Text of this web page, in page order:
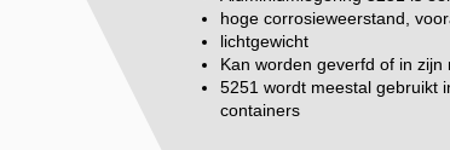
hoge corrosieweerstand,
lichtgewicht
Kan worden geverfd of in
5251 wordt meestal gebruikt
containers